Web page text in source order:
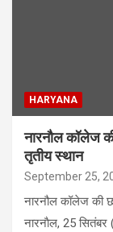
HARYANA
नारनौल कॉलेज की
तृतीय स्थान
September 25,
नारनौल कॉलेज की
नारनाैल, 25 सितंबर